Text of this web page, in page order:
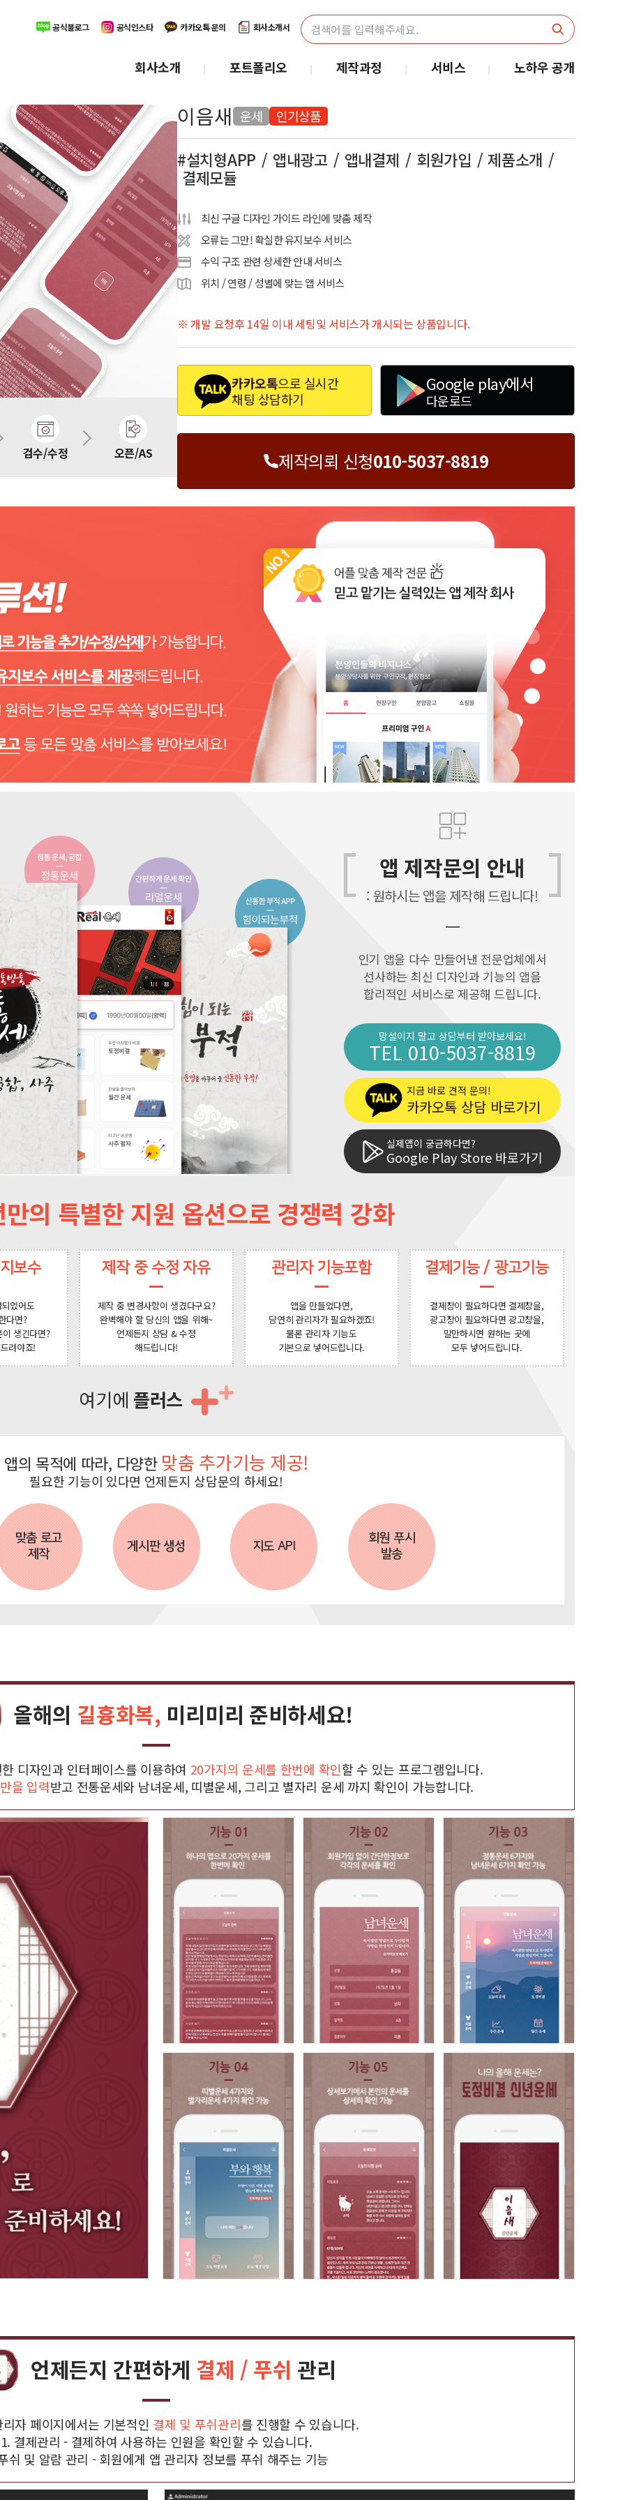
공식블로그 공식인스타 카카오톡 문의 회사소개서
회사소개 포트폴리오 제작과정 서비스 노하우 공개
검수/수정 오픈/AS
이음새 운세 인기상품
설치형APP 앱내광고 앱내결제 회원가입
제품소개
결제모듈
최신 구글 디자인 가이드 라인에 맞춤 제작
오류는 그만! 확실한 유지보수 서비스
수익 구조 관련 상세한 안내 서비스
위치 / 연령 / 성별에 맞는 앱 서비스
※ 개발 요청후 14일 이내 세팅및 서비스가 개시되는 상품입니다.
카카오톡으로 실시간
채팅 상담하기
Google play에서
다운로드
제작의뢰 신청010-5037-8819
앱 제작문의 안내
: 원하시는 앱을 제작해 드립니다!
인기 앱을 다수 만들어낸 전문업체에서
선사하는 최신 디자인과 기능의 앱을
합리적인 서비스로 제공해 드립니다.
망설이지 말고 상담부터 받아보세요!
TEL 010-5037-8819
지금 바로 견적 문의!
카카오톡 상담 바로가기
실제앱이 궁금하다면?
Google Play Store 바로가기
의 특별한 지원 옵션으로 경쟁력 강화
보수
었어도
다면?
생긴다면?
려야죠!
제작 중 수정 자유
제작 중 변경사항이 생겼다구요?
완벽해야 할 당신의 앱을 위해~
언제든지 상담 & 수정
해드립니다!
관리자 기능포함
앱을 만들었다면,
당연히 관리자가 필요하겠죠!
물론 관리자 기능도
기본으로 넣어드립니다.
결제기능 / 광고기능
결제창이 필요하다면 결제창을,
광고창이 필요하다면 광고창을,
말만하시면 원하는 곳에
모두 넣어드립니다.
여기에 플러스
앱의 목적에 따라, 다양한 맞춤 추가기능 제공!
필요한 기능이 있다면 언제든지 상담문의 하세요!
맞춤 로고
제작
게시판 생성 지도 API
회원 푸시
발송
올해의 길흉화복, 미리미리 준비하세요!
디자인과 인터페이스를 이용하여 20가지의 운세를 한번에 확인할 수 있는 프로그램입니다.
을 입력받고 전통운세와 남녀운세, 띠별운세, 그리고 별자리 운세 까지 확인이 가능합니다.
언제든지 간편하게 결제 / 푸쉬 관리
자 페이지에서는 기본적인 결제 및 푸쉬관리를 진행할 수 있습니다.
1. 결제관리 - 결제하여 사용하는 인원을 확인할 수 있습니다.
쉬 및 알람 관리 - 회원에게 앱 관리자 정보를 푸쉬 해주는 기능